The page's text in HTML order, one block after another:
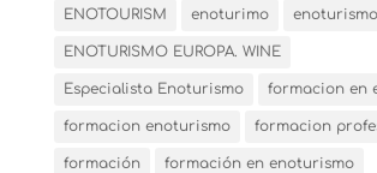
ENOTOURISM enoturimo enoturismo
ENOTURISMO EUROPA. WINE
Especialista Enoturismo formacion en
formacion enoturismo formacion
formación formación en enoturismo